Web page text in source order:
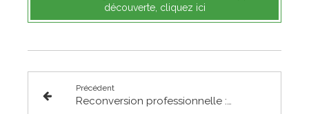
découverte, cliquez ici
Précédent
Reconversion professionnelle : comment dépasser les peurs ?